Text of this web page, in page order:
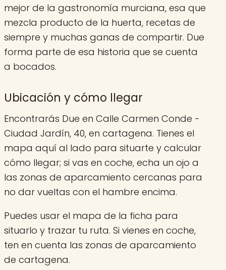
mejor de la gastronomía murciana, esa que
mezcla producto de la huerta, recetas de
siempre y muchas ganas de compartir. Due
forma parte de esa historia que se cuenta
a bocados.
Ubicación y cómo llegar
Encontrarás Due en Calle Carmen Conde -
Ciudad Jardín, 40, en cartagena. Tienes el
mapa aquí al lado para situarte y calcular
cómo llegar; si vas en coche, echa un ojo a
las zonas de aparcamiento cercanas para
no dar vueltas con el hambre encima.
Puedes usar el mapa de la ficha para
situarlo y trazar tu ruta. Si vienes en coche,
ten en cuenta las zonas de aparcamiento
de cartagena.